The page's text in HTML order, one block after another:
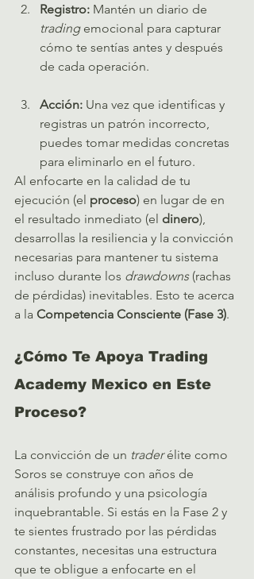
Registro: Mantén un diario de
trading emocional para capturar
cómo te sentías antes y después
de cada operación.
Acción: Una vez que identificas y
registras un patrón incorrecto,
puedes tomar medidas concretas
para eliminarlo en el futuro.
Al enfocarte en la calidad de tu
ejecución (el proceso) en lugar de en
el resultado inmediato (el dinero),
desarrollas la resiliencia y la convicción
necesarias para mantener tu sistema
incluso durante los drawdowns (rachas
de pérdidas) inevitables. Esto te acerca
a la Competencia Consciente (Fase 3).
¿Cómo Te Apoya Trading
Academy Mexico en Este
Proceso?
La convicción de un trader élite como
Soros se construye con años de
análisis profundo y una psicología
inquebrantable. Si estás en la Fase 2 y
te sientes frustrado por las pérdidas
constantes, necesitas una estructura
que te obligue a enfocarte en el